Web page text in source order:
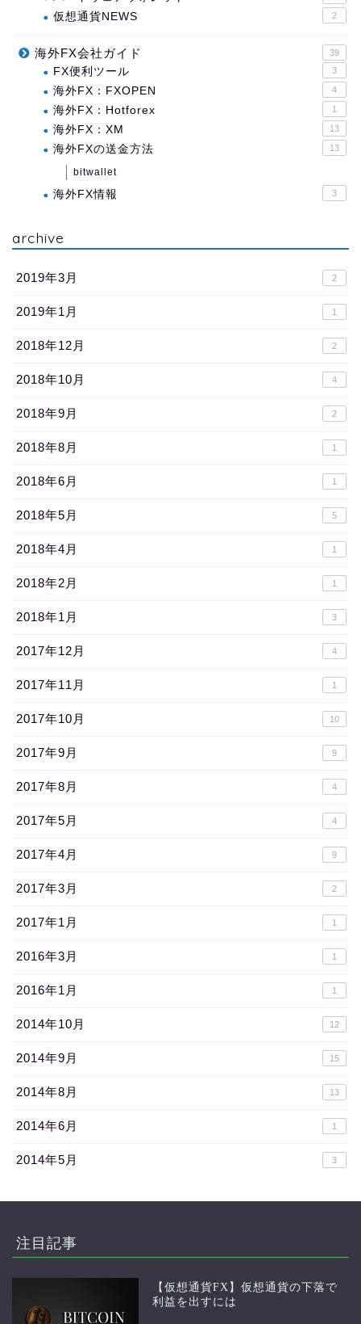
仮想通貨NEWS 2
海外FX会社ガイド 39
FX便利ツール 3
海外FX：FXOPEN 4
海外FX：Hotforex 1
海外FX：XM 13
海外FXの送金方法 13
bitwallet
海外FX情報 3
archive
2019年3月 2
2019年1月 1
2018年12月 2
2018年10月 4
2018年9月 2
2018年8月 1
2018年6月 1
2018年5月 5
2018年4月 1
2018年2月 1
2018年1月 3
2017年12月 4
2017年11月 1
2017年10月 10
2017年9月 9
2017年8月 4
2017年5月 4
2017年4月 9
2017年3月 2
2017年1月 1
2016年3月 1
2016年1月 1
2014年10月 12
2014年9月 15
2014年8月 13
2014年6月 1
2014年5月 3
注目記事
【仮想通貨FX】仮想通貨の下落で
利益を出すには